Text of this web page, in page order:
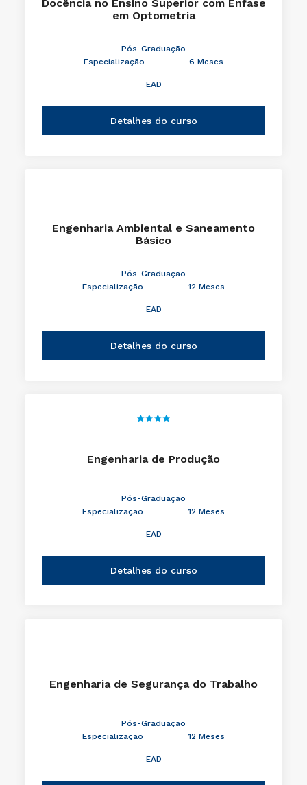
Docência no Ensino Superior com Ênfase
em Optometria
Pós-Graduação
Especialização
6 Meses
EAD
Detalhes do curso
Engenharia Ambiental e Saneamento
Básico
Pós-Graduação
Especialização
12 Meses
EAD
Detalhes do curso
Engenharia de Produção
Pós-Graduação
Especialização
12 Meses
EAD
Detalhes do curso
Engenharia de Segurança do Trabalho
Pós-Graduação
Especialização
12 Meses
EAD